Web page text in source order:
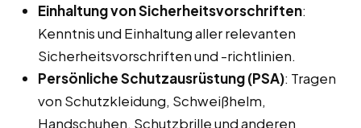
Einhaltung von Sicherheitsvorschriften:
Kenntnis und Einhaltung aller relevanten
Sicherheitsvorschriften und -richtlinien.
Persönliche Schutzausrüstung (PSA): Tragen
von Schutzkleidung, Schweißhelm,
Handschuhen, Schutzbrille und anderen